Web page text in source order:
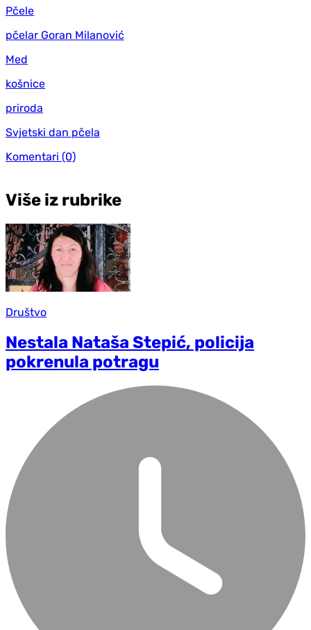
Pčele
pčelar Goran Milanović
Med
košnice
priroda
Svjetski dan pčela
Komentari (0)
Više iz rubrike
Društvo
Nestala Nataša Stepić, policija
pokrenula potragu